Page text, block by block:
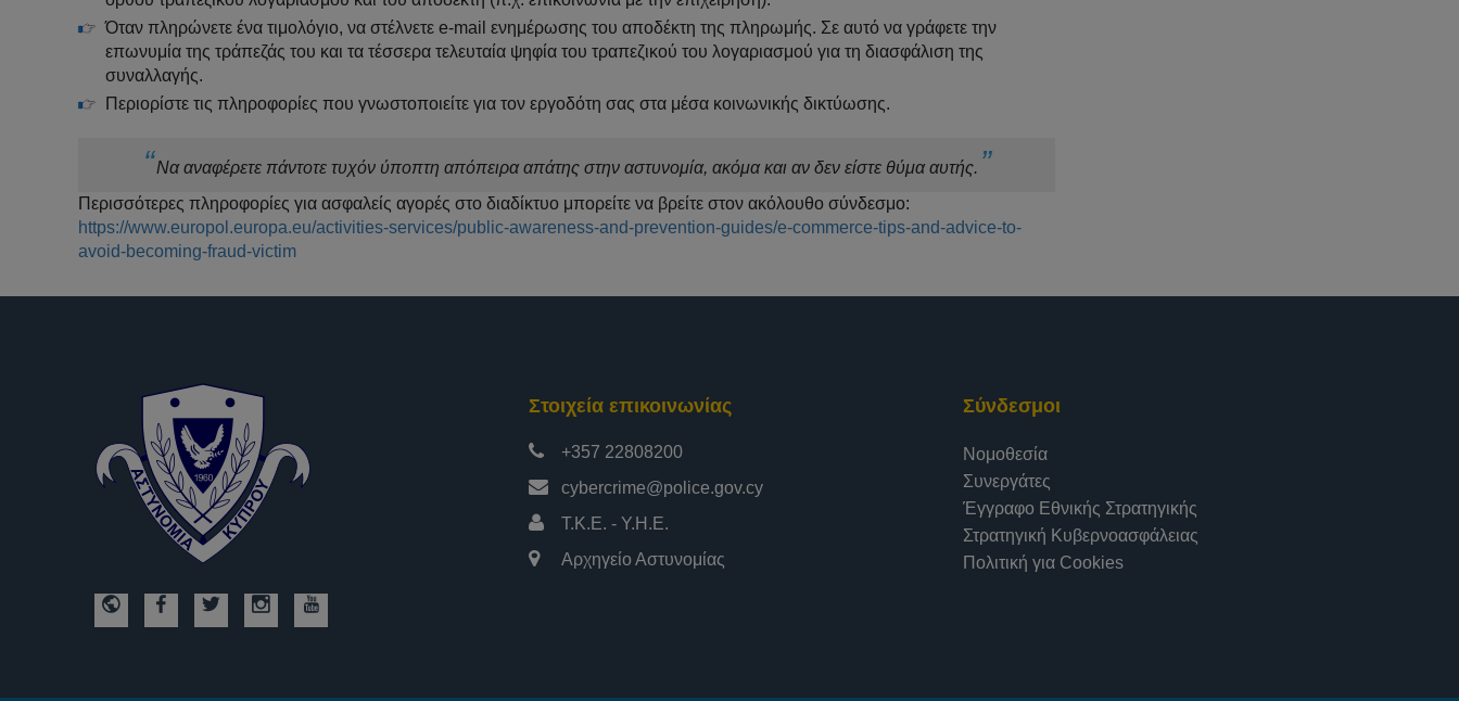
Όταν πληρώνετε ένα τιμολόγιο, να στέλνετε e-mail ενημέρωσης του αποδέκτη της πληρωμής. Σε αυτό να γράφετε την
επωνυμία της τράπεζάς του και τα τέσσερα τελευταία ψηφία του τραπεζικού του λογαριασμού για τη διασφάλιση της
συναλλαγής.
Περιορίστε τις πληροφορίες που γνωστοποιείτε για τον εργοδότη σας στα μέσα κοινωνικής δικτύωσης.
Να αναφέρετε πάντοτε τυχόν ύποπτη απόπειρα απάτης στην αστυνομία, ακόμα και αν δεν είστε θύμα αυτής.
Περισσότερες πληροφορίες για ασφαλείς αγορές στο διαδίκτυο μπορείτε να βρείτε στον ακόλουθο σύνδεσμο:
https://www.europol.europa.eu/activities-services/public-awareness-and-prevention-guides/e-commerce-tips-and-advice-to-
avoid-becoming-fraud-victim
Στοιχεία επικοινωνίας
+357 22808200
cybercrime@police.gov.cy
Τ.Κ.Ε. - Υ.Η.Ε.
Αρχηγείο Αστυνομίας
Σύνδεσμοι
Νομοθεσία
Συνεργάτες
Έγγραφο Εθνικής Στρατηγικής
Στρατηγική Κυβερνοασφάλειας
Πολιτική για Cookies